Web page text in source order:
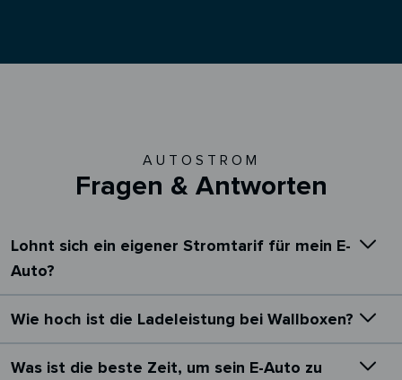
AUTOSTROM
Fragen & Antworten
Lohnt sich ein eigener Stromtarif für mein E-
Auto?
Wie hoch ist die Ladeleistung bei Wallboxen?
Was ist die beste Zeit, um sein E-Auto zu